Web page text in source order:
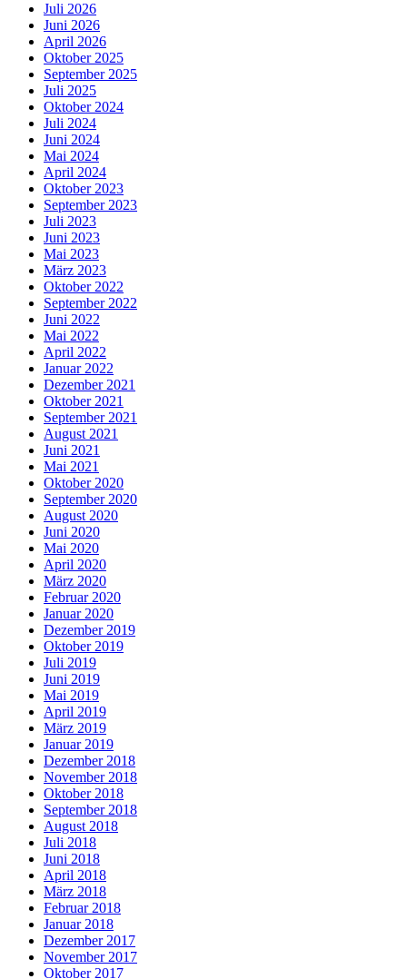
Juli 2026
Juni 2026
April 2026
Oktober 2025
September 2025
Juli 2025
Oktober 2024
Juli 2024
Juni 2024
Mai 2024
April 2024
Oktober 2023
September 2023
Juli 2023
Juni 2023
Mai 2023
März 2023
Oktober 2022
September 2022
Juni 2022
Mai 2022
April 2022
Januar 2022
Dezember 2021
Oktober 2021
September 2021
August 2021
Juni 2021
Mai 2021
Oktober 2020
September 2020
August 2020
Juni 2020
Mai 2020
April 2020
März 2020
Februar 2020
Januar 2020
Dezember 2019
Oktober 2019
Juli 2019
Juni 2019
Mai 2019
April 2019
März 2019
Januar 2019
Dezember 2018
November 2018
Oktober 2018
September 2018
August 2018
Juli 2018
Juni 2018
April 2018
März 2018
Februar 2018
Januar 2018
Dezember 2017
November 2017
Oktober 2017